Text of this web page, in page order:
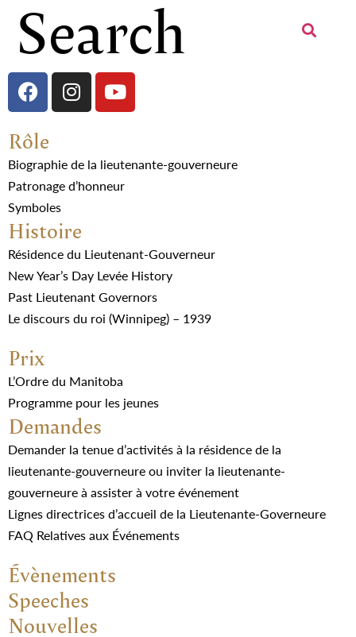
Rôle
Biographie de la lieutenante-gouverneure
Patronage d’honneur
Symboles
Histoire
Résidence du Lieutenant-Gouverneur
New Year’s Day Levée History
Past Lieutenant Governors
Le discours du roi (Winnipeg) – 1939
Prix
L’Ordre du Manitoba
Programme pour les jeunes
Demandes
Demander la tenue d’activités à la résidence de la
lieutenante-gouverneure ou inviter la lieutenante-
gouverneure à assister à votre événement
Lignes directrices d’accueil de la Lieutenante-Governeure
FAQ Relatives aux Événements
Évènements
Speeches
Nouvelles